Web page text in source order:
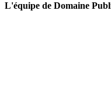
L'équipe de Domaine